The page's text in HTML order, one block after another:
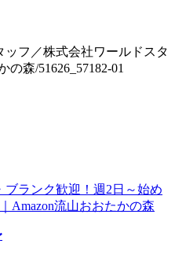
ッフ／株式会社ワールドスタ
の森/51626_57182-01
ブランク歓迎！週2日～始め
Amazon流山おおたかの森